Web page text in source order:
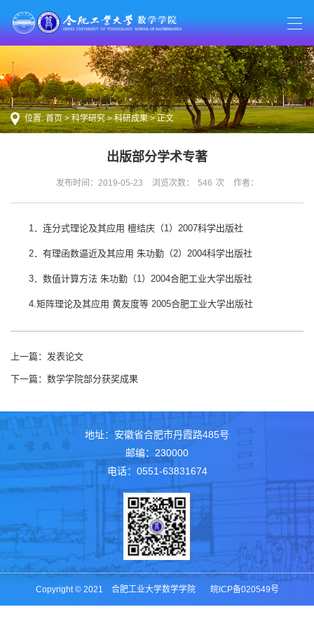
位置:首页>科学研究>科研成果> 正文
出版部分学术专著
发布时间：2019-05-23 浏览次数： 546 次 作者：
1．连分式理论及其应用 檀结庆（1）2007科学出版社
2．有理函数逼近及其应用 朱功勤（2）2004科学出版社
3．数值计算方法 朱功勤（1）2004合肥工业大学出版社
4.矩阵理论及其应用 黄友度等 2005合肥工业大学出版社
上一篇： 发表论文
下一篇： 数学学院部分获奖成果
地址：安徽省合肥市丹霞路485号
邮编：230000
电话：0551-63831674
Copyright © 2021 合肥工业大学数学学院 皖ICP备020549号